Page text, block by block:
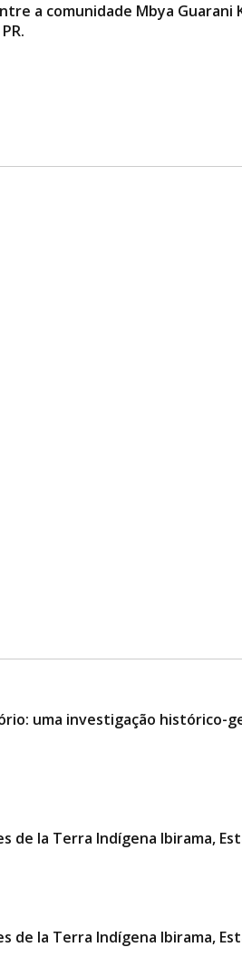
a comunidade Mbya
uma investigação histórico-
la Terra Indígena Ibirama,
la Terra Indígena Ibirama,